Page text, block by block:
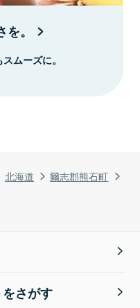
北海道
爾志郡熊石町
。
ムーズに。
さがす